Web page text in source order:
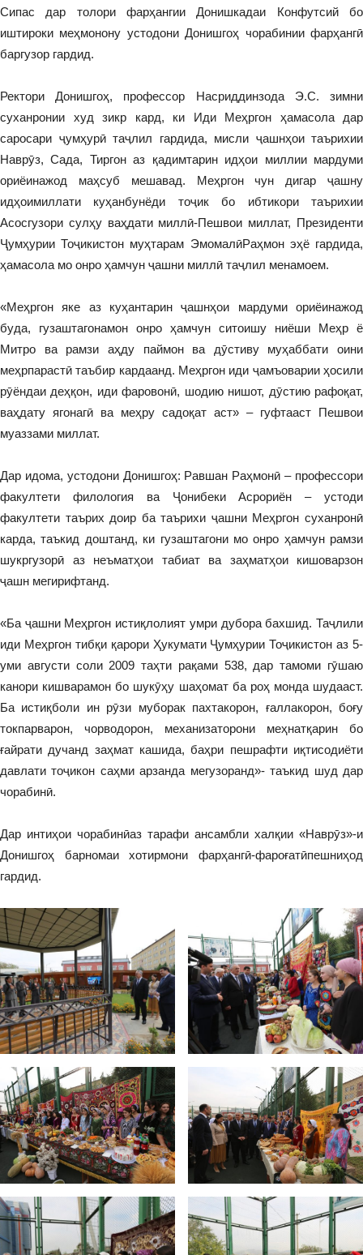
Сипас дар толори фарҳангии Донишкадаи Конфутсий бо
иштироки меҳмонону устодони Донишгоҳ чорабинии фарҳангӣ
баргузор гардид.
Ректори Донишгоҳ, профессор Насриддинзода Э.С. зимни
суханронии худ зикр кард, ки Иди Меҳргон ҳамасола дар
саросари ҷумҳурӣ таҷлил гардида, мисли ҷашнҳои таърихии
Наврӯз, Сада, Тиргон аз қадимтарин идҳои миллии мардуми
ориёинажод маҳсуб мешавад. Меҳргон чун дигар ҷашну
идҳоимиллати куҳанбунёди тоҷик бо ибтикори таърихии
Асосгузори сулҳу ваҳдати миллӣ-Пешвои миллат, Президенти
Ҷумҳурии Тоҷикистон муҳтарам ЭмомалӣРаҳмон эҳё гардида,
ҳамасола мо онро ҳамчун ҷашни миллӣ таҷлил менамоем.
«Меҳргон яке аз куҳантарин ҷашнҳои мардуми ориёинажод
буда, гузаштагонамон онро ҳамчун ситоишу ниёши Меҳр ё
Митро ва рамзи аҳду паймон ва дӯстиву муҳаббати оини
меҳрпарастӣ таъбир кардаанд. Меҳргон иди ҷамъоварии ҳосили
рӯёндаи деҳқон, иди фаровонӣ, шодию нишот, дӯстию рафоқат,
ваҳдату ягонагӣ ва меҳру садоқат аст» – гуфтааст Пешвои
муаззами миллат.
Дар идома, устодони Донишгоҳ: Равшан Раҳмонӣ – профессори
факултети филология ва Ҷонибеки Асрориён – устоди
факултети таърих доир ба таърихи ҷашни Меҳргон суханронӣ
карда, таъкид доштанд, ки гузаштагони мо онро ҳамчун рамзи
шукргузорӣ аз неъматҳои табиат ва заҳматҳои кишоварзон
ҷашн мегирифтанд.
«Ба ҷашни Меҳргон истиқлолият умри дубора бахшид. Таҷлили
иди Меҳргон тибқи қарори Ҳукумати Ҷумҳурии Тоҷикистон аз 5-
уми августи соли 2009 таҳти рақами 538, дар тамоми гӯшаю
канори кишварамон бо шукӯҳу шаҳомат ба роҳ монда шудааст.
Ба истиқболи ин рӯзи муборак пахтакорон, ғaллaкopoн, бoғy
токпарварон, чорводорон, механизаторони меҳнатқарин бо
ғaйpaти дучанд заҳмат кашида, баҳри пешрафти иқтисодиёти
давлати тоҷикон саҳми арзанда мегузоранд»- таъкид шуд дар
чорабинӣ.
Дар интиҳои чорабинӣаз тарафи ансамбли халқии «Наврӯз»-и
Донишгоҳ барномаи хотирмони фарҳангӣ-фароғатӣпешниҳод
гардид.